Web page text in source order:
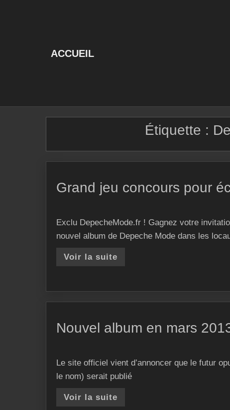
ACCUEIL
Étiquette :
Grand jeu concours pour
Exclu DepecheMode.fr ! Gagnez votre
nouvel album de Depeche Mode dans les
Voir la suite
Nouvel album en mars
Le site officiel vient d’annoncer que le futur
le nom) serait publié
Voir la suite